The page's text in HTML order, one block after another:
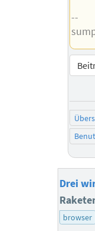
--
Drei
browser